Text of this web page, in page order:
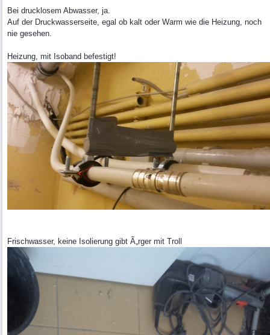
Bei drucklosem Abwasser, ja.
Auf der Druckwasserseite, egal ob kalt oder Warm wie die Heizung, noch
nie gesehen.
Heizung, mit Isoband befestigt!
Frischwasser, keine Isolierung gibt Ã„rger mit Troll